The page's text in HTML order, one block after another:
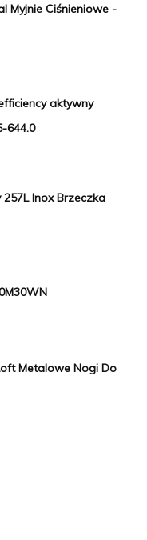
Myjnie Ciśnieniowe -
aktywny
644.0
Inox Brzeczka
Metalowe Nogi Do